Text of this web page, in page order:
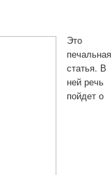
Это
печальная
статья. В
ней речь
пойдет о